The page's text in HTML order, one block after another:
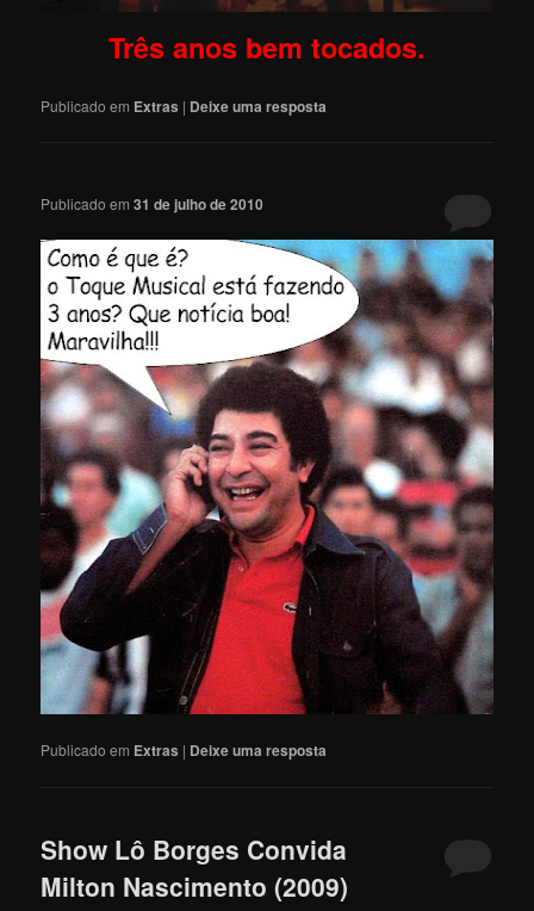
Três anos bem tocados.
Publicado em Extras | Deixe uma resposta
Publicado em31 de julho de 2010
Publicado em Extras | Deixe uma resposta
Show Lô Borges Convida
Milton Nascimento (2009)